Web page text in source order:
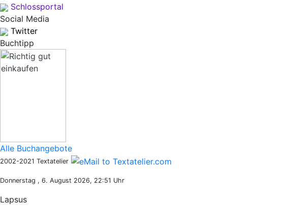
Schlossportal
Social Media
Twitter
Buchtipp
Alle Buchangebote
2002-2021 Textatelier
Donnerstag , 6. August 2026, 22:51 Uhr
Lapsus